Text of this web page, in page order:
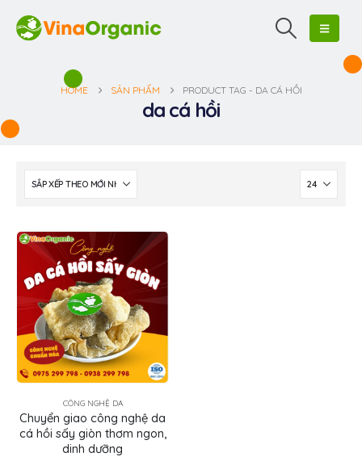
HOME SẢN PHẨM PRODUCT TAG - DA CÁ HỒI
da cá hồi
CÔNG NGHỆ DA
Chuyển giao công nghệ da
cá hồi sấy giòn thơm ngon,
dinh dưỡng